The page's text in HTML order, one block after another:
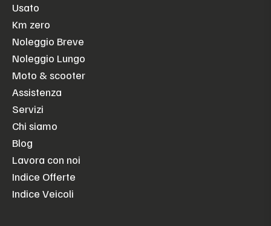
Usato
Km zero
Noleggio Breve
Noleggio Lungo
Moto & scooter
Assistenza
Servizi
Chi siamo
Blog
Lavora con noi
Indice Offerte
Indice Veicoli